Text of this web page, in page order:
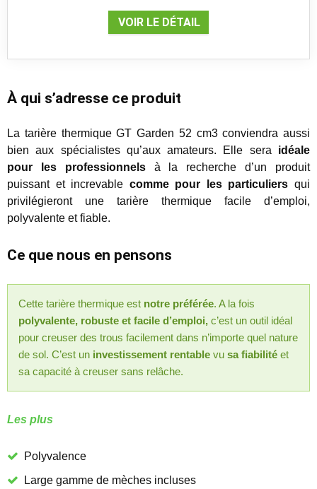
VOIR LE DÉTAIL
À qui s’adresse ce produit
La tarière thermique GT Garden 52 cm3 conviendra aussi
bien aux spécialistes qu’aux amateurs. Elle sera idéale
pour les professionnelsà la recherche d’un produit
puissant et increvable comme pour les particuliers qui
privilégieront une tarière thermique facile d’emploi,
polyvalente et fiable.
Ce que nous en pensons
Cette tarière thermique est notre préférée. A la fois
polyvalente, robuste et facile d’emploi, c’est un outil idéal
pour creuser des trous facilement dans n’importe quel nature
de sol. C’est un investissement rentable vu sa fiabilité et
sa capacité à creuser sans relâche.
Les plus
Polyvalence
Large gamme de mèches incluses